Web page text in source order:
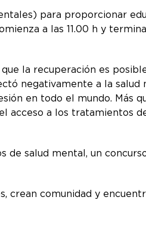
para proporcionar
a las 11.00 h y
la recuperación es
negativamente a la salud
en todo el mundo. Más
acceso a los tratamientos
de salud mental, un
crean comunidad y